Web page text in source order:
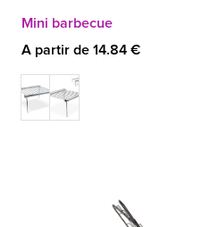
Mini barbecue
A partir de 14.84 €